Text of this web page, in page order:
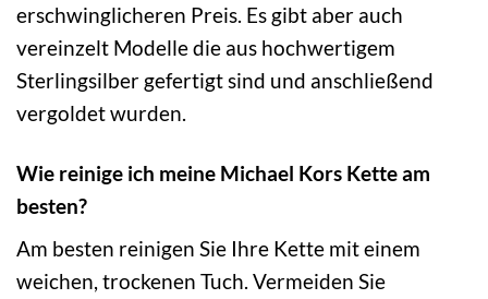
erschwinglicheren Preis. Es gibt aber auch
vereinzelt Modelle die aus hochwertigem
Sterlingsilber gefertigt sind und anschließend
vergoldet wurden.
Wie reinige ich meine Michael Kors Kette am
besten?
Am besten reinigen Sie Ihre Kette mit einem
weichen, trockenen Tuch. Vermeiden Sie